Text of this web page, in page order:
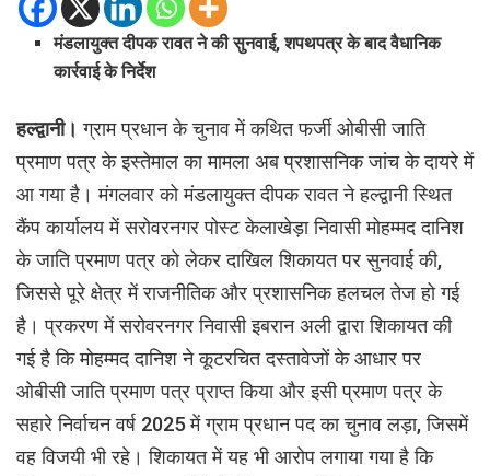
मंडलायुक्त दीपक रावत ने की सुनवाई, शपथपत्र के बाद वैधानिक
कार्रवाई के निर्देश
हल्द्वानी।ग्राम प्रधान के चुनाव में कथित फर्जी ओबीसी जाति
प्रमाण पत्र के इस्तेमाल का मामला अब प्रशासनिक जांच के दायरे में
आ गया है। मंगलवार को मंडलायुक्त दीपक रावत ने हल्द्वानी स्थित
कैंप कार्यालय में सरोवरनगर पोस्ट केलाखेड़ा निवासी मोहम्मद दानिश
के जाति प्रमाण पत्र को लेकर दाखिल शिकायत पर सुनवाई की,
जिससे पूरे क्षेत्र में राजनीतिक और प्रशासनिक हलचल तेज हो गई
है। प्रकरण में सरोवरनगर निवासी इबरान अली द्वारा शिकायत की
गई है कि मोहम्मद दानिश ने कूटरचित दस्तावेजों के आधार पर
ओबीसी जाति प्रमाण पत्र प्राप्त किया और इसी प्रमाण पत्र के
सहारे निर्वाचन वर्ष 2025 में ग्राम प्रधान पद का चुनाव लड़ा, जिसमें
वह विजयी भी रहे। शिकायत में यह भी आरोप लगाया गया है कि